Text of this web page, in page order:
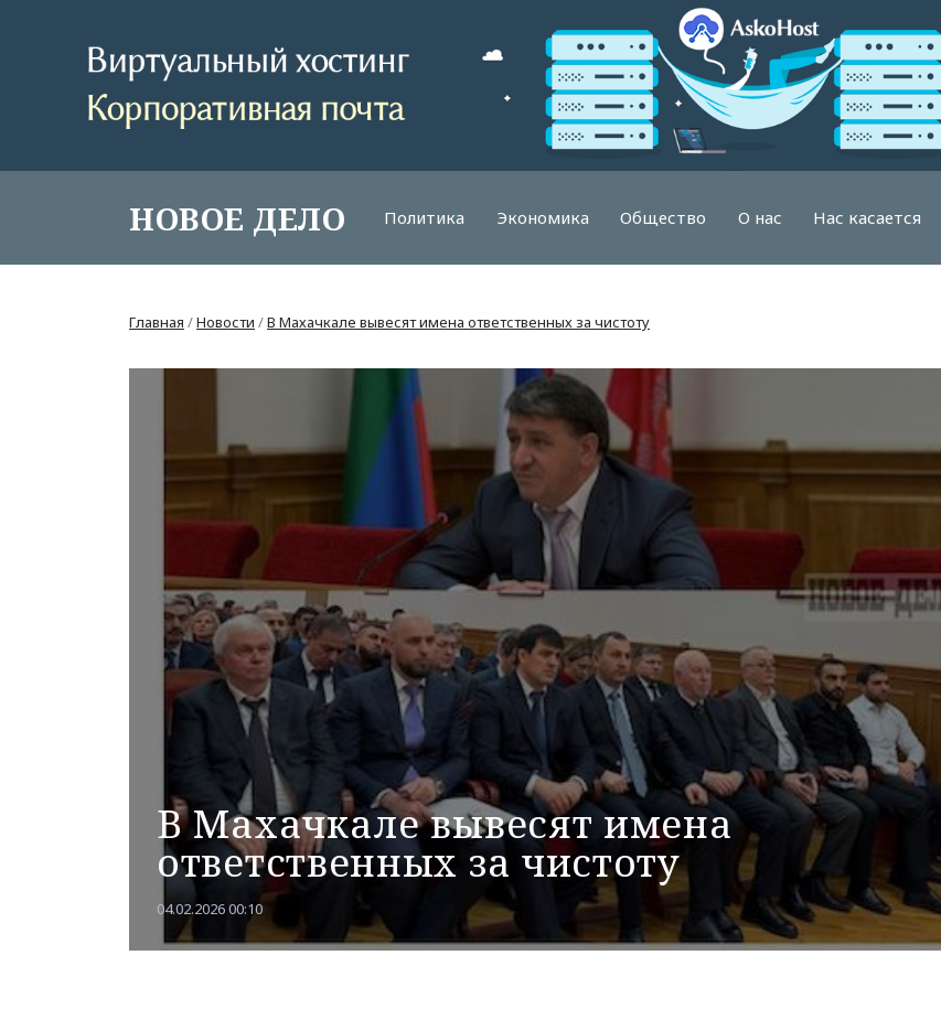
НОВОЕ ДЕЛО Политика Экономика Общество О нас Нас касается
Главная /Новости /В Махачкале вывесят имена ответственных за чистоту
В Махачкале вывесят имена
ответственных за чистоту
04.02.2026 00:10